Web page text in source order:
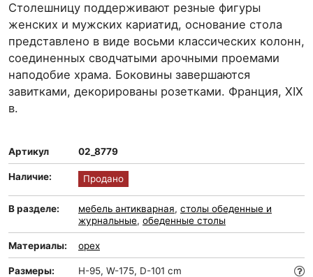
Столешницу поддерживают резные фигуры
женских и мужских кариатид, основание стола
представлено в виде восьми классических колонн,
соединенных сводчатыми арочными проемами
наподобие храма. Боковины завершаются
завитками, декорированы розетками. Франция, XIX
в.
Артикул 02_8779
Наличие: Продано
В разделе: мебель антикварная, столы обеденные и
журнальные, обеденные столы
Материалы: орех
Размеры: H-95, W-175, D-101 cm